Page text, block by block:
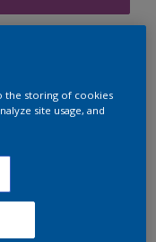
the storing of cookies
site usage, and